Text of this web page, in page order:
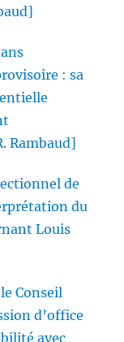
: sa
Rambaud]
de
du
Louis
Conseil
d’office
avec